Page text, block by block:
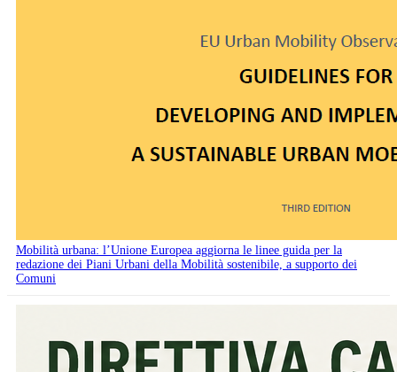
Mobilità urbana: l’Unione Europea aggiorna le linee guida per la
redazione dei Piani Urbani della Mobilità sostenibile, a supporto dei
Comuni